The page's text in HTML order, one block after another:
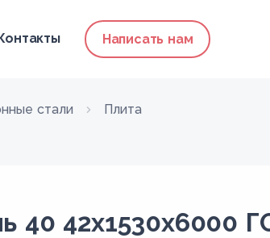
Написать нам
стали
Плита
40 42x1530x6000